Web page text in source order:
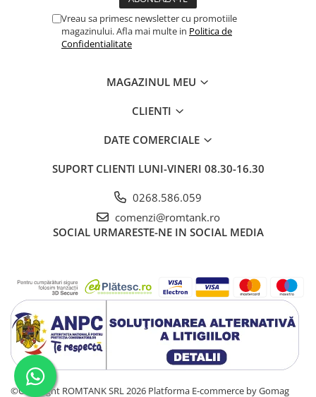
Vreau sa primesc newsletter cu promotiile
magazinului. Afla mai multe in Politica de
Confidentialitate
MAGAZINUL MEU
CLIENTI
DATE COMERCIALE
SUPORT CLIENTI LUNI-VINERI 08.30-16.30
0268.586.059
comenzi@romtank.ro
SOCIAL URMARESTE-NE IN SOCIAL MEDIA
©Copyright ROMTANK SRL 2026 Platforma E-commerce by Gomag